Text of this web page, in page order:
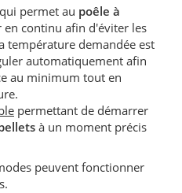
qui permet au poêle à
en continu afin d'éviter les
température demandée est
automatiquement afin
au minimum tout en
permettant de démarrer
à un moment précis
peuvent fonctionner